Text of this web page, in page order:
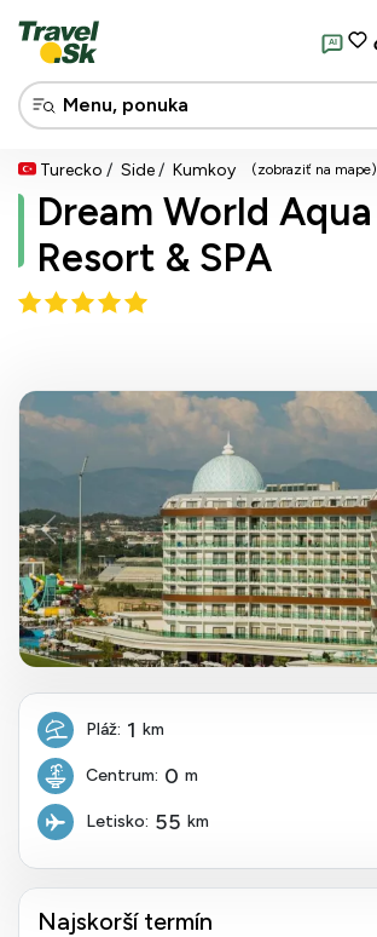
AI
Turecko Side Kumkoy (zobraziť na mape)
Dream World Aqua
Resort & SPA
Pláž: 1 km
Centrum: 0 m
Letisko: 55 km
Najskorší termín